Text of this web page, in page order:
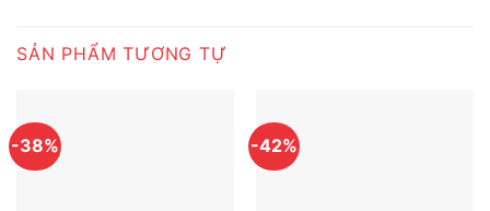
SẢN PHẨM TƯƠNG TỰ
-38% -42%